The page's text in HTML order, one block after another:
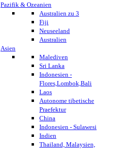
Pazifik & Ozeanien
Australien zu 3
Fiji
Neuseeland
Australien
Asien
Malediven
Sri Lanka
Indonesien -
Flores,Lombok,Bali
Laos
Autonome tibetische
Praefektur
China
Indonesien - Sulawesi
Indien
Thailand, Malaysien,